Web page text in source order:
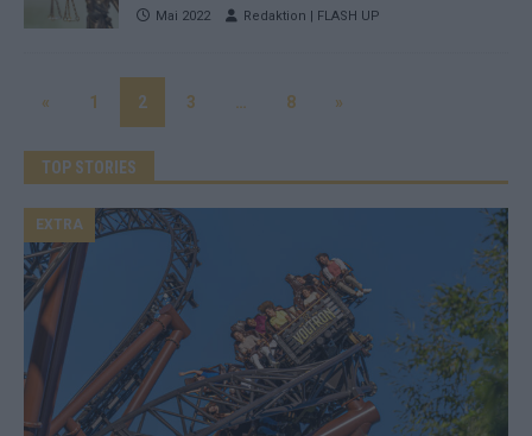
Mai 2022 Redaktion | FLASH UP
« 1 2 3 … 8 »
TOP STORIES
EXTRA